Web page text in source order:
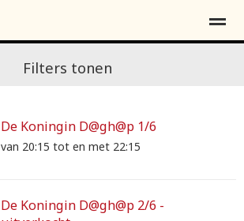
Word vriend*
Locatie Agenda Contact
Filters tonen
De Koningin D@gh@p 1/6
van 20:15 tot en met 22:15
De Koningin D@gh@p 2/6 -